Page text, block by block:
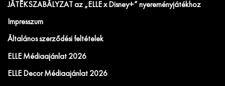
JÁTÉKSZABÁLYZAT az „ELLE x Disney+” nyereményjátékhoz
Impresszum
Általános szerződési feltételek
ELLE Médiaajánlat 2026
ELLE Decor Médiaajánlat 2026